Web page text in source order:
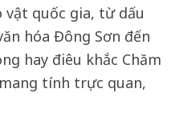
vật quốc gia, từ dấu
hóa Đông Sơn đến
hay điêu khắc Chăm
tính trực quan,